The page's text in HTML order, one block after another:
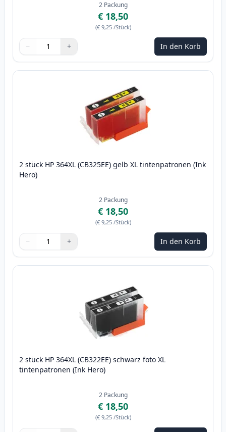
2 Packung
€ 18,50
(€ 9,25 /Stück)
Menge
Verwenden Sie die Tasten, um anzupassen
− +
Menge 1 In den Korb
2 stück HP 364XL (CB325EE) gelb XL tintenpatronen (Ink
Hero)
2 Packung
€ 18,50
(€ 9,25 /Stück)
Menge
Verwenden Sie die Tasten, um anzupassen
− +
Menge 1 In den Korb
2 stück HP 364XL (CB322EE) schwarz foto XL
tintenpatronen (Ink Hero)
2 Packung
€ 18,50
(€ 9,25 /Stück)